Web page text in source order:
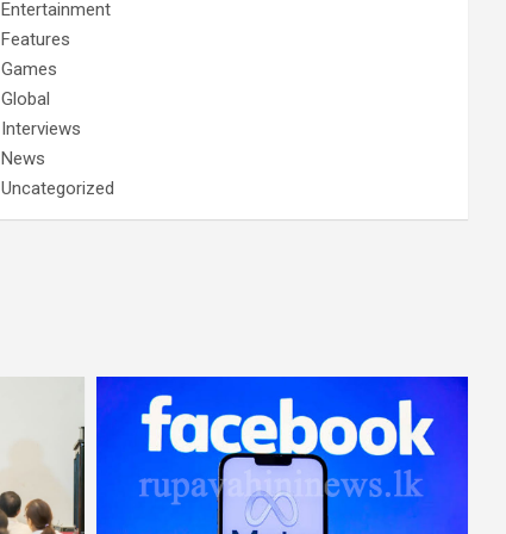
Entertainment
Features
Games
Global
Interviews
News
Uncategorized